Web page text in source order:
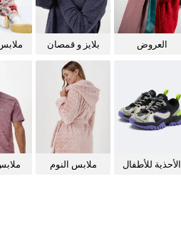
العروض
بلايز و قمصان
الأحذية للأطفال
ملابس النوم